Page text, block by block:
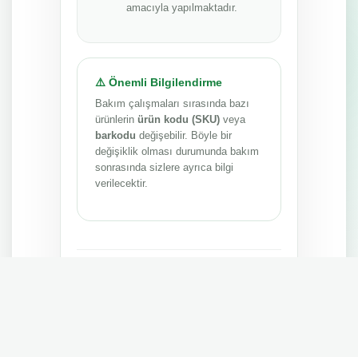
amacıyla yapılmaktadır.
⚠️ Önemli Bilgilendirme
Bakım çalışmaları sırasında bazı
ürünlerin ürün kodu (SKU) veya
barkodu değişebilir. Böyle bir
değişiklik olması durumunda bakım
sonrasında sizlere ayrıca bilgi
verilecektir.